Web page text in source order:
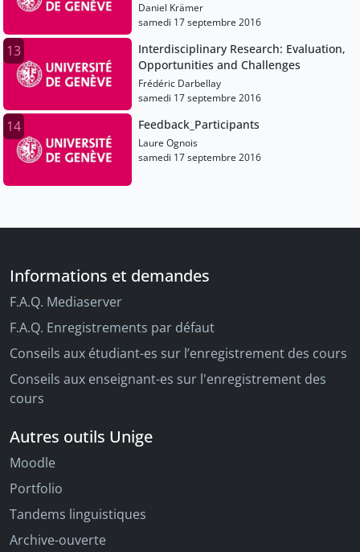
Daniel Krämer
samedi 17 septembre 2016
13
Interdisciplinary Research: Evaluation,
Opportunities and Challenges
Frédéric Darbellay
samedi 17 septembre 2016
14 Feedback_Participants
Laure Ognois
samedi 17 septembre 2016
Informations et demandes
F.A.Q. Mediaserver
F.A.Q. Enregistrements par défaut
Conseils aux étudiant-es sur l’enregistrement des cours
Conseils aux enseignant-es sur l'enregistrement des
cours
Autres outils Unige
Moodle
Portfolio
Tandems linguistiques
Archive-ouverte